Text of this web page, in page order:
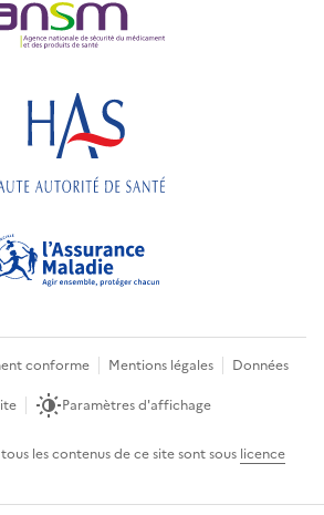
conforme Mentions légales
Données
Paramètres d'affichage
les contenus de ce site sont sous licence